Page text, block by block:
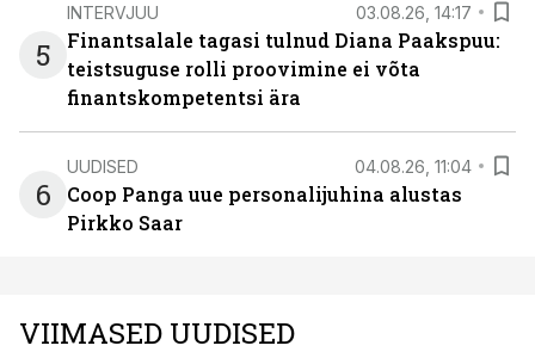
5
INTERVJUU 03.08.26, 14:17
Finantsalale tagasi tulnud Diana Paakspuu:
teistsuguse rolli proovimine ei võta
finantskompetentsi ära
6
UUDISED 04.08.26, 11:04
Coop Panga uue personalijuhina alustas
Pirkko Saar
VIIMASED UUDISED